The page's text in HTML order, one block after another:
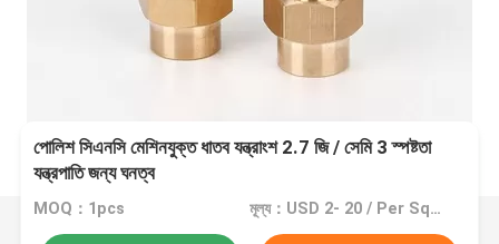
পোলিশ সিএনসি মেশিনযুক্ত ধাতব যন্ত্রাংশ 2.7 জি / সেমি 3 স্পষ্টতা
যন্ত্রপাতি জন্য ঘনত্ব
MOQ：1pcs মূল্য：USD 2- 20 / Per Square Meter (M2)